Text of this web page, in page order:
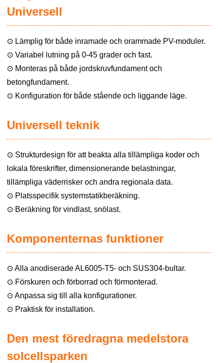
Universell
⊙ Lämplig för både inramade och orammade PV-moduler.
⊙ Variabel lutning på 0-45 grader och fast.
⊙ Monteras på både jordskruvfundament och
betongfundament.
⊙ Konfiguration för både stående och liggande läge.
Universell teknik
⊙ Strukturdesign för att beakta alla tillämpliga koder och
lokala föreskrifter, dimensionerande belastningar,
tillämpliga väderrisker och andra regionala data.
⊙ Platsspecifik systemstatikberäkning.
⊙ Beräkning för vindlast, snölast.
Komponenternas funktioner
⊙ Alla anodiserade AL6005-T5- och SUS304-bultar.
⊙ Förskuren och förborrad och förmonterad.
⊙ Anpassa sig till alla konfigurationer.
⊙ Praktisk för installation.
Den mest föredragna medelstora
solcellsparken